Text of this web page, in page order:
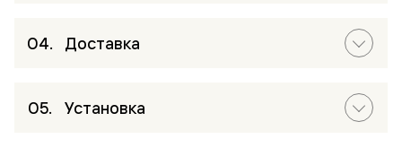
Доставка
Установка